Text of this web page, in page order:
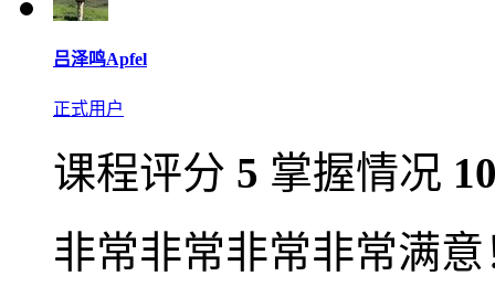
吕泽鸣Apfel
正式用户
课程评分 5 掌握情况
非常非常非常非常满意